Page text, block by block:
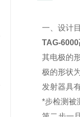
一、设计
TAG-
其电极的
极的形状
发射器具
*步检测被